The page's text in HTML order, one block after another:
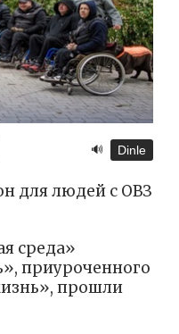
🔊 Dinle
для людей с ОВЗ
среда»
приуроченного
прошли